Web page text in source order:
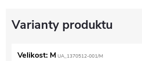
Velikost: M UA_1370512-001/M